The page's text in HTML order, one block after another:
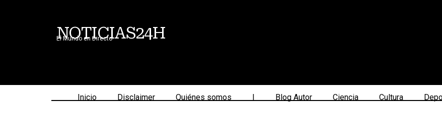
NOTICIAS24H
El Mundo en Directo
Inicio Disclaimer Quiénes somos | Blog Autor Ciencia Cultura